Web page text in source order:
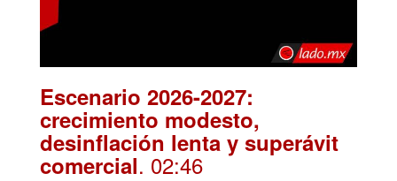
Escenario 2026-2027:
crecimiento modesto,
desinflación lenta y superávit
comercial. 02:46